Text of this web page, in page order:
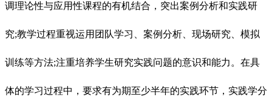
调理论性与应用性课程的有机结合，突出案例分析和实践研
究;教学过程重视运用团队学习、案例分析、现场研究、模拟
训练等方法;注重培养学生研究实践问题的意识和能力。在具
体的学习过程中，要求有为期至少半年的实践环节，实践学分